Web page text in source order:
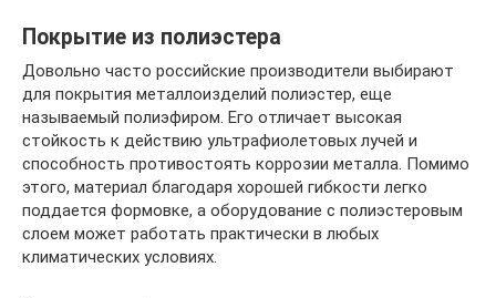
Покрытие из полиэстера
Довольно часто российские производители выбирают
для покрытия металлоизделий полиэстер, еще
называемый полиэфиром. Его отличает высокая
стойкость к действию ультрафиолетовых лучей и
способность противостоять коррозии металла. Помимо
этого, материал благодаря хорошей гибкости легко
поддается формовке, а оборудование с полиэстеровым
слоем может работать практически в любых
климатических условиях.